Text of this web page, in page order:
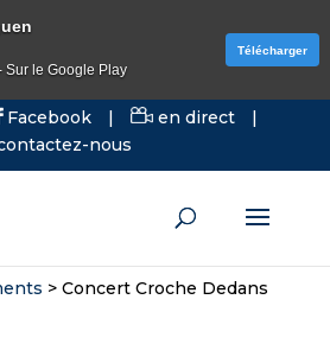
Facebook | en direct
|
nous
> Concert Croche Dedans
Sur le Google Play
Télécharger